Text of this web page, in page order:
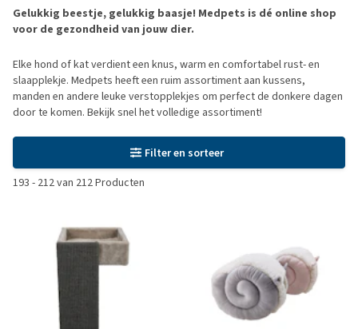
Gelukkig beestje, gelukkig baasje! Medpets is dé online shop
voor de gezondheid van jouw dier.
Elke hond of kat verdient een knus, warm en comfortabel rust- en
slaapplekje. Medpets heeft een ruim assortiment aan kussens,
manden en andere leuke verstopplekjes om perfect de donkere dagen
door te komen. Bekijk snel het volledige assortiment!
Filter en sorteer
193 - 212van 212Producten